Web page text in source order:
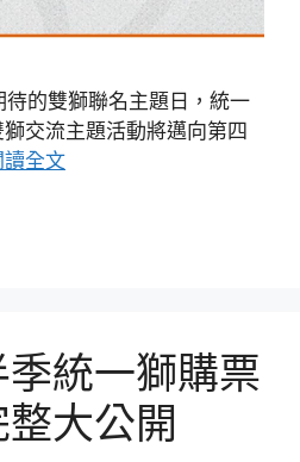
的雙獅聯名主題日，統一
交流主題活動將邁向第四
讀全文
統一獅購票
大公開